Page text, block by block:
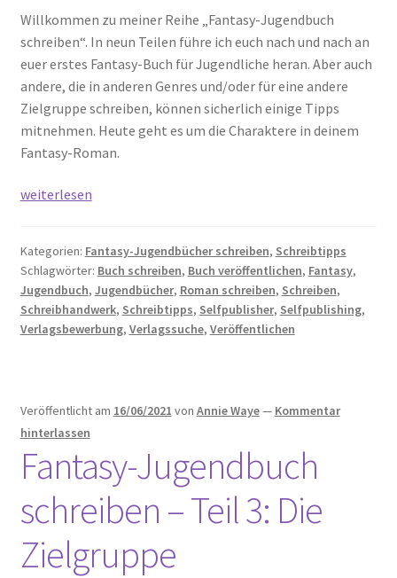
Willkommen zu meiner Reihe „Fantasy-Jugendbuch
schreiben“. In neun Teilen führe ich euch nach und nach an
euer erstes Fantasy-Buch für Jugendliche heran. Aber auch
andere, die in anderen Genres und/oder für eine andere
Zielgruppe schreiben, können sicherlich einige Tipps
mitnehmen. Heute geht es um die Charaktere in deinem
Fantasy-Roman.
Fantasy-
–
Teil
4:
Die
weiterlesen
Kategorien: Fantasy-Jugendbücher schreiben, Schreibtipps
Schlagwörter: Buch schreiben, Buch veröffentlichen, Fantasy,
Jugendbuch, Jugendbücher, Roman schreiben, Schreiben,
Schreibhandwerk, Schreibtipps, Selfpublisher, Selfpublishing,
Verlagsbewerbung, Verlagssuche, Veröffentlichen
Veröffentlicht am 16/06/2021 von Annie Waye— Kommentar
hinterlassen
Fantasy-Jugendbuch
schreiben – Teil 3: Die
Zielgruppe